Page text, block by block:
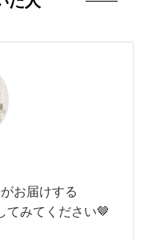
お届けする
てみてください🤎